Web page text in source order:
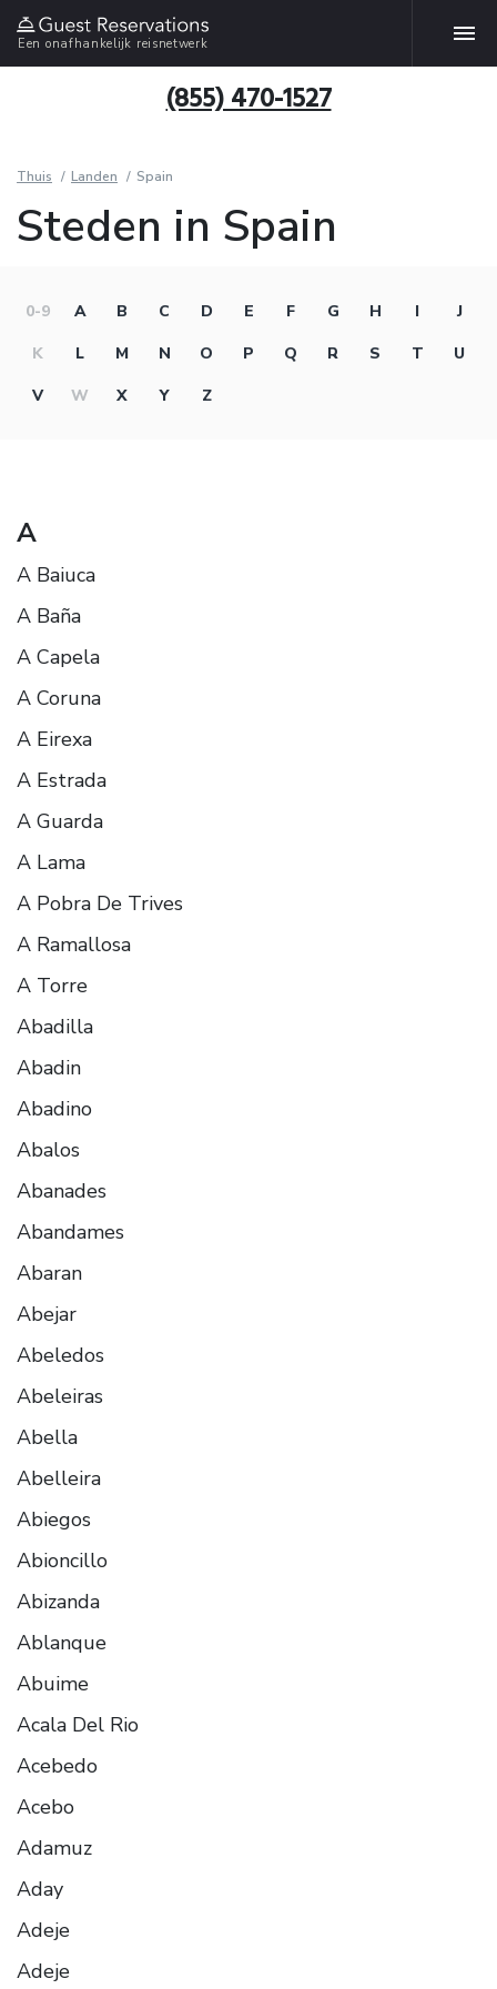
Een onafhankelijk reisnetwerk
(855) 470-1527
Thuis Landen Spain
Steden in Spain
0-9 A B C D E F G H I
J
K
L M N O P Q R S T
U
V
W X Y Z
A
A Baiuca
A Baña
A Capela
A Coruna
A Eirexa
A Estrada
A Guarda
A Lama
A Pobra De Trives
A Ramallosa
A Torre
Abadilla
Abadin
Abadino
Abalos
Abanades
Abandames
Abaran
Abejar
Abeledos
Abeleiras
Abella
Abelleira
Abiegos
Abioncillo
Abizanda
Ablanque
Abuime
Acala Del Rio
Acebedo
Acebo
Adamuz
Aday
Adeje
Adeje